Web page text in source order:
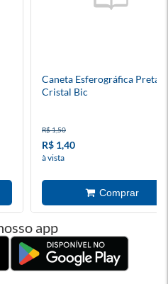
Caneta Esferográfica Preta
Cristal Bic
R$ 1,50
R$ 1,40
à vista
app